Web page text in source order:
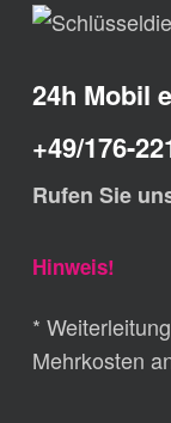
24h Mobil
+49/176-
Rufen Sie
Hinweis!
*
Mehrkosten